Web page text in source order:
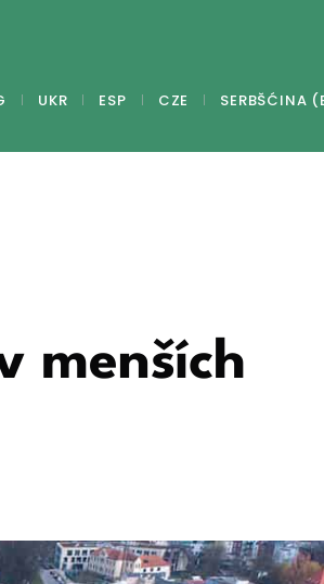
UKR ESP CZE SERBŠĆINA
menších